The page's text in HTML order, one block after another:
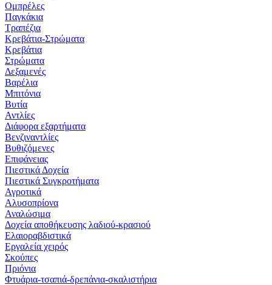
Ομπρέλες
Παγκάκια
Τραπέζια
Κρεβάτια-Στρώματα
Κρεβάτια
Στρώματα
Δεξαμενές
Βαρέλια
Μπιτόνια
Βυτία
Αντλίες
Διάφορα εξαρτήματα
Βενζιναντλίες
Βυθιζόμενες
Επιφάνειας
Πιεστικά Δοχεία
Πιεστικά Συγκροτήματα
Αγροτικά
Αλυσοπρίονα
Αναλώσιμα
Δοχεία αποθήκευσης λαδιού-κρασιού
Ελαιοραβδιστικά
Εργαλεία χειρός
Σκούπες
Πριόνια
Φτυάρια-τσαπιά-δρεπάνια-σκαλιστήρια